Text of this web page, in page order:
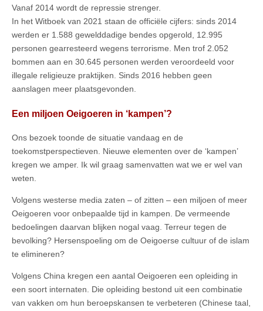
Vanaf 2014 wordt de repressie strenger.
In het Witboek van 2021 staan de officiële cijfers: sinds 2014
werden er 1.588 gewelddadige bendes opgerold, 12.995
personen gearresteerd wegens terrorisme. Men trof 2.052
bommen aan en 30.645 personen werden veroordeeld voor
illegale religieuze praktijken. Sinds 2016 hebben geen
aanslagen meer plaatsgevonden.
Een miljoen Oeigoeren in ‘kampen’?
Ons bezoek toonde de situatie vandaag en de
toekomstperspectieven. Nieuwe elementen over de ‘kampen’
kregen we amper. Ik wil graag samenvatten wat we er wel van
weten.
Volgens westerse media zaten – of zitten – een miljoen of meer
Oeigoeren voor onbepaalde tijd in kampen. De vermeende
bedoelingen daarvan blijken nogal vaag. Terreur tegen de
bevolking? Hersenspoeling om de Oeigoerse cultuur of de islam
te elimineren?
Volgens China kregen een aantal Oeigoeren een opleiding in
een soort internaten. Die opleiding bestond uit een combinatie
van vakken om hun beroepskansen te verbeteren (Chinese taal,